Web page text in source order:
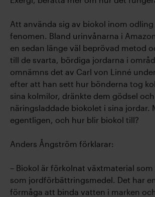
Att använda sig av biokol inom
fenomen. Bland urinvånarna i
en sedan länge väl beprövad metod
till de svarta, bördiga jordarna i
omnämns det av Carl von Linné
efter att han sett hur bönderna tog
sina kolmilor, dränkte dem gödsel
näringsladdade biokolet i sina jordar.
egentligen, och hur blir biokol till?
Anders Ångström förklarar:
– Biokol är förkolnat växtmaterial
som jordförbättringsmedel. Det har
förmåga att binda vatten i marken